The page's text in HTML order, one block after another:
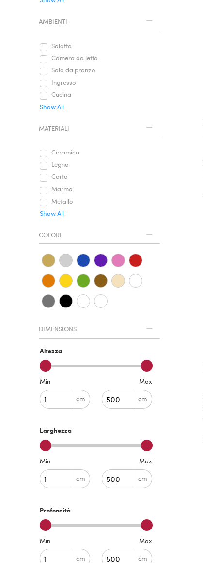
AMBIENTI
Salotto
Camera da letto
Sala da pranzo
Ingresso
Cucina
Show All
MATERIALI
Ceramica
Legno
Carta
Marmo
Metallo
Show All
COLORI
DIMENSIONS
Altezza
Min
cm
Max
cm
Larghezza
Min
cm
Max
cm
Profondità
Min
cm
Max
cm